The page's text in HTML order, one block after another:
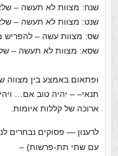
שנח: מצוות לא תעשה –
שנט: מצוות לא תעשה –
שס: מצוות עשה –
שסא: מצוות לא תעשה –
ופתאום באמצע בין מצווה
תנאי– – יהיה טוב אם…
ארוכה של קללות איומות.
לרענון — פסוקים נבחרים
עם שתי תת-פרשות) –